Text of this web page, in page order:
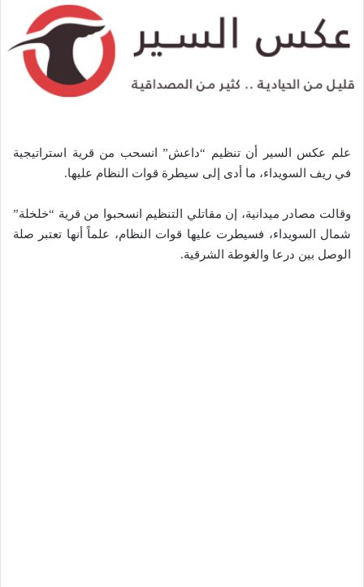
علم عكس السير أن تنظيم “داعش” انسحب من قرية استراتيجية
في ريف السويداء، ما أدى إلى سيطرة قوات النظام عليها.
وقالت مصادر ميدانية، إن مقاتلي التنظيم انسحبوا من قرية “خلخلة”
شمال السويداء، فسيطرت عليها قوات النظام، علماً أنها تعتبر صلة
الوصل بين درعا والغوطة الشرقية.